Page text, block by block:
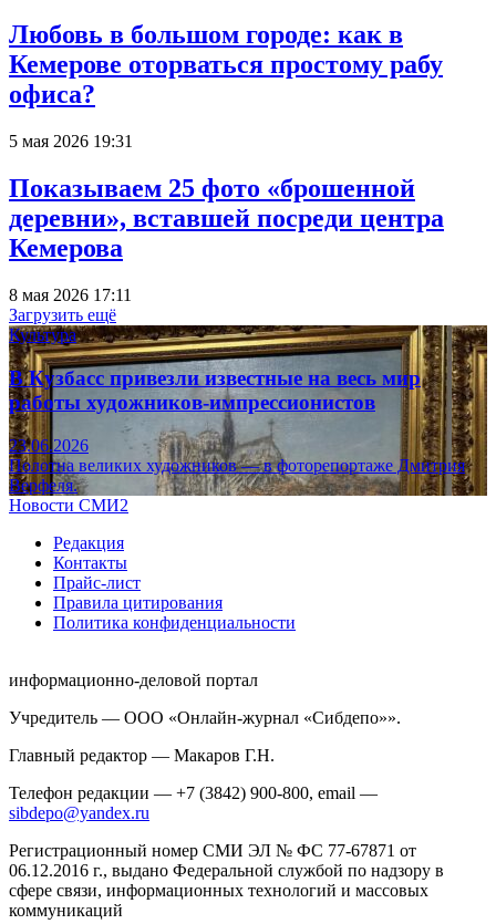
Любовь в большом городе: как в
Кемерове оторваться простому рабу
офиса?
5 мая 2026 19:31
Показываем 25 фото «брошенной
деревни», вставшей посреди центра
Кемерова
8 мая 2026 17:11
Загрузить ещё
Культура
В Кузбасс привезли известные на весь мир
работы художников-импрессионистов
23.06.2026
Полотна великих художников — в фоторепортаже Дмитрия
Верфеля.
Новости СМИ2
Редакция
Контакты
Прайс-лист
Правила цитирования
Политика конфиденциальности
информационно-деловой портал
Учредитель — ООО «Онлайн-журнал «Сибдепо»».
Главный редактор — Макаров Г.Н.
Телефон редакции — +7 (3842) 900-800, email —
sibdepo@yandex.ru
Регистрационный номер СМИ ЭЛ № ФС 77-67871 от
06.12.2016 г., выдано Федеральной службой по надзору в
сфере связи, информационных технологий и массовых
коммуникаций